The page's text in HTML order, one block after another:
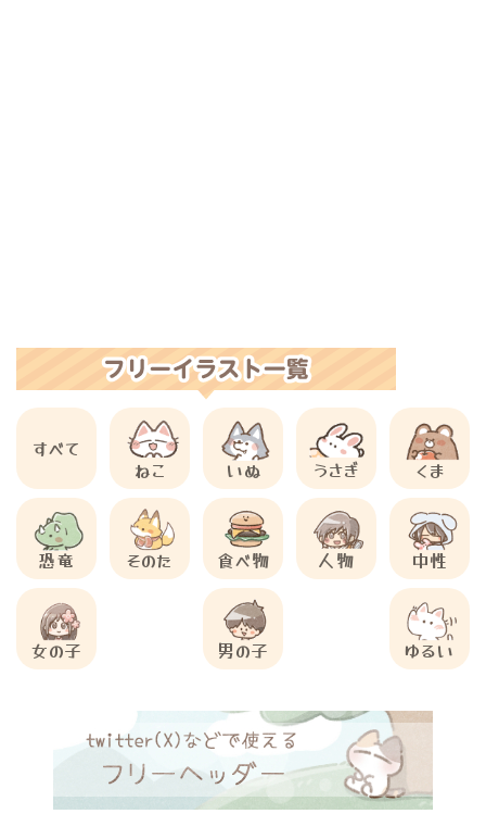
すべて
ねこ
いぬ うさぎ くま
恐竜 そのた 食べ物 人物 中性
女の子 男の子 ゆるい